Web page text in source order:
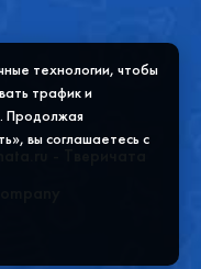
- Тверичата
технологии, чтобы
трафик и
Продолжая
вы соглашаетесь с